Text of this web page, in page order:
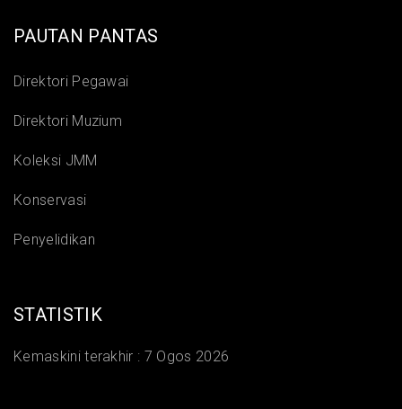
PAUTAN PANTAS
Direktori Pegawai
Direktori Muzium
Koleksi JMM
Konservasi
Penyelidikan
STATISTIK
Kemaskini terakhir : 7 Ogos 2026